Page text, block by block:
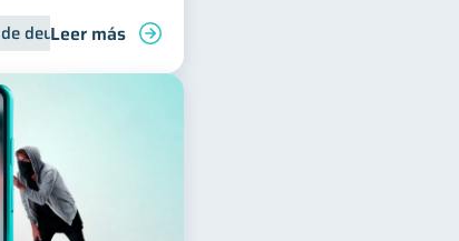
deudas Control de deudas
Leer más